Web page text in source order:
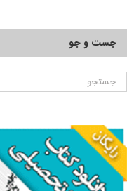
جست و جو
جستجو